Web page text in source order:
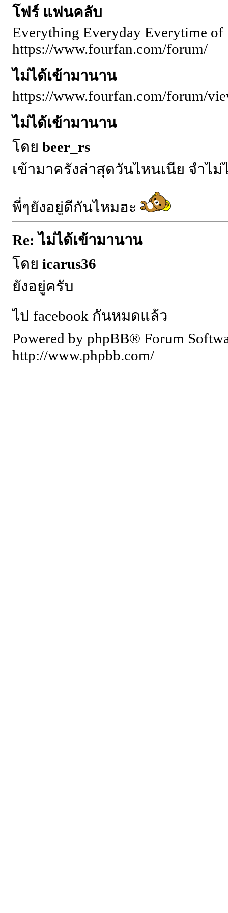
โฟร์ แฟนคลับ
Everything Everyday Everytime of
https://www.fourfan.com/forum/
ไม่ได้เข้ามานาน
https://www.fourfan.com/forum/
ไม่ได้เข้ามานาน
โดย beer_rs
เข้ามาครั้งล่าสุดวันไหนเนี่ย จำไม่
พี่ๆยังอยู่ดีกันไหมฮะ
Re: ไม่ได้เข้ามานาน
โดย icarus36
ยังอยู่ครับ
ไป facebook กันหมดแล้ว
Powered by phpBB® Forum
http://www.phpbb.com/